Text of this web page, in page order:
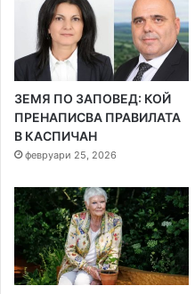
ЗЕМЯ ПО ЗАПОВЕД: КОЙ
ПРЕНАПИСВА ПРАВИЛАТА
В КАСПИЧАН
февруари 25, 2026